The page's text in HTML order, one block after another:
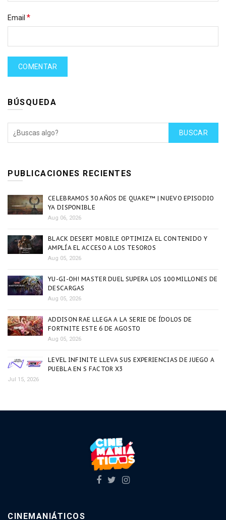
Email *
BÚSQUEDA
BUSCAR
PUBLICACIONES RECIENTES
CELEBRAMOS 30 AÑOS DE QUAKE™ | NUEVO EPISODIO
YA DISPONIBLE
Aug 06, 2026
BLACK DESERT MOBILE OPTIMIZA EL CONTENIDO Y
AMPLÍA EL ACCESO A LOS TESOROS
Aug 05, 2026
YU-GI-OH! MASTER DUEL SUPERA LOS 100 MILLONES DE
DESCARGAS
Aug 05, 2026
ADDISON RAE LLEGA A LA SERIE DE ÍDOLOS DE
FORTNITE ESTE 6 DE AGOSTO
Aug 05, 2026
LEVEL INFINITE LLEVA SUS EXPERIENCIAS DE JUEGO A
PUEBLA EN S FACTOR X3
Jul 15, 2026
CINEMANIÁTICOS